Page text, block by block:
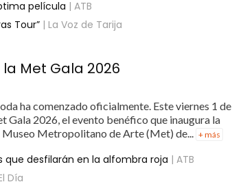
película | ATB
Tour” | La Voz de Tarija
Met Gala 2026
ha comenzado oficialmente. Este viernes 1 de
Gala 2026, el evento benéfico que inaugura la
Metropolitano de Arte (Met) de...
+ más
desfilarán en la alfombra roja | ATB
Día